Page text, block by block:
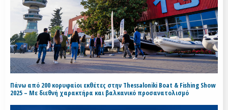
Πάνω από 200 κορυφαίοι εκθέτες στην Thessaloniki Boat & Fishing Show
2025 – Με διεθνή χαρακτήρα και βαλκανικό προσανατολισμό